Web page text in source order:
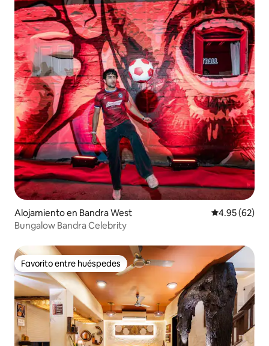
Alojamiento en Bandra West Calificación
4.95 (62)
Bungalow Bandra Celebrity
Favorito entre huéspedes
Favorito entre huéspedes